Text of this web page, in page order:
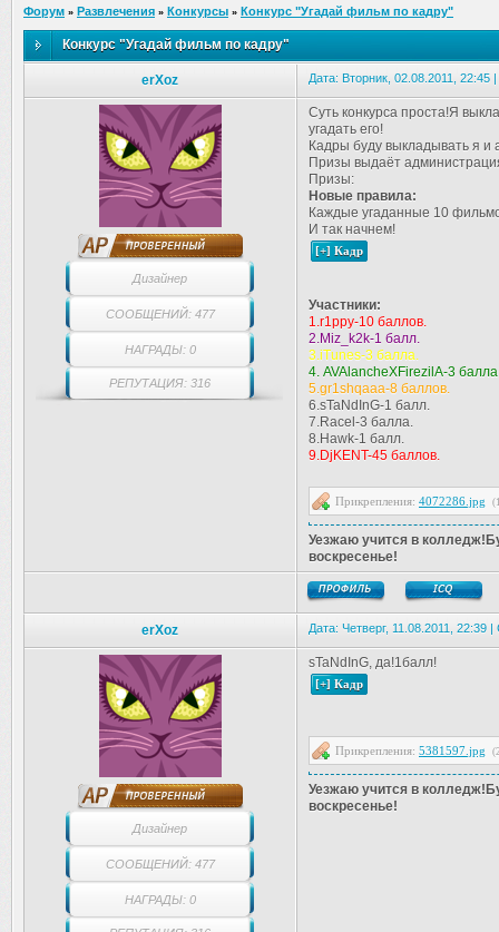
Форум » Развлечения » Конкурсы » Конкурс "Угадай фильм по кадру"
Конкурс "Угадай фильм по кадру"
erXoz Дата: Вторник, 02.08.2011,
Дизайнер
СООБЩЕНИЙ: 477
НАГРАДЫ: 0
РЕПУТАЦИЯ: 316
Суть конкурса проста!Я
угадать его!
Кадры буду выкладывать я и
Призы выдаёт
Призы:
Новые правила:
Каждые угаданные 10
И так начнем!
Участники:
1.r1ppy-10 баллов.
2.Miz_k2k-1 балл.
3.iTunes-3 балла.
4. AVAlancheXFirezilA-3
5.gr1shqaaa-8 баллов.
6.sTaNdInG-1 балл.
7.Racel-3 балла.
8.Hawk-1 балл.
9.DjKENT-45 баллов.
Прикрепления: 4072286.jpg
Уезжаю учится в
воскресенье!
erXoz Дата: Четверг, 11.08.2011, 22:39
Дизайнер
СООБЩЕНИЙ: 477
НАГРАДЫ: 0
sTaNdInG, да!1балл!
Прикрепления: 5381597.jpg
Уезжаю учится в
воскресенье!